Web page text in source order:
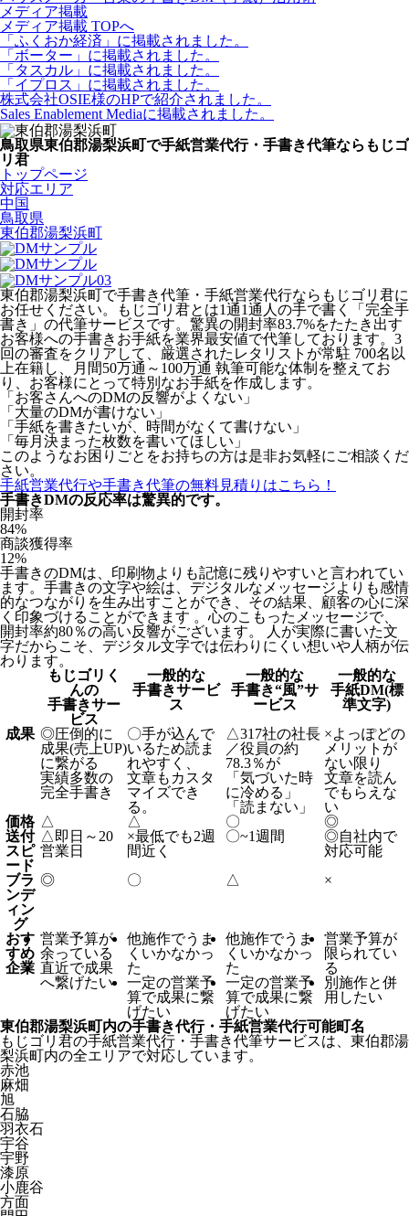
メディア掲載
メディア掲載 TOPへ
「ふくおか経済」に掲載されました。
「ボーター」に掲載されました。
「タスカル」に掲載されました。
「イプロス」に掲載されました。
株式会社OSIE様のHPで紹介されました。
Sales Enablement Mediaに掲載されました。
鳥取県東伯郡湯梨浜町で手紙営業代行・手書き代筆ならもじゴ
リ君
トップページ
対応エリア
中国
鳥取県
東伯郡湯梨浜町
東伯郡湯梨浜町で手書き代筆・手紙営業代行ならもじゴリ君に
お任せください。もじゴリ君とは1通1通人の手で書く「完全手
書き」の代筆サービスです。驚異の開封率83.7%をたたき出す
お客様への手書きお手紙を業界最安値で代筆しております。3
回の審査をクリアして、厳選されたレタリストが常駐 700名以
上在籍し、月間50万通～100万通 執筆可能な体制を整えてお
り、お客様にとって特別なお手紙を作成します。
「お客さんへのDMの反響がよくない」
「大量のDMが書けない」
「手紙を書きたいが、時間がなくて書けない」
「毎月決まった枚数を書いてほしい」
このようなお困りごとをお持ちの方は是非お気軽にご相談くだ
さい。
手紙営業代行や手書き代筆の無料見積りはこちら！
手書きDMの反応率は驚異的です。
開封率
84%
商談獲得率
12%
手書きのDMは、印刷物よりも記憶に残りやすいと言われてい
ます。手書きの文字や絵は、デジタルなメッセージよりも感情
的なつながりを生み出すことができ、その結果、顧客の心に深
く印象づけることができます 。心のこもったメッセージで、
開封率約80％の高い反響がございます。 人が実際に書いた文
字だからこそ、デジタル文字では伝わりにくい想いや人柄が伝
わります。
もじゴリく
んの
手書きサー
ビス
一般的な
手書きサービ
ス
一般的な
手書き“風”サ
ービス
一般的な
手紙DM(標
準文字)
成果 ◎圧倒的に
成果(売上UP)
に繋がる
実績多数の
完全手書き
〇手が込んで
いるため読ま
れやすく、
文章もカスタ
マイズでき
る。
△317社の社長
／役員の約
78.3％が
「気づいた時
に冷める」
「読まない」
×よっぽどの
メリットが
ない限り
文章を読ん
でもらえな
い
価格 △ △ 〇
◎
送付
スピ
ード
△ 即日～20
営業日
×最低でも2週
間近く
〇~1週間 ◎自社内で
対応可能
ブラ
ンデ
ィン
グ
◎ 〇 △ ×
おす
すめ
企業
営業予算が
余っている
直近で成果
へ繋げたい
他施作でうま
くいかなかっ
た
一定の営業予
算で成果に繋
げたい
他施作でうま
くいかなかっ
た
一定の営業予
算で成果に繋
げたい
営業予算が
限られてい
る
別施作と併
用したい
東伯郡湯梨浜町内の手書き代行・手紙営業代行可能町名
もじゴリ君の手紙営業代行・手書き代筆サービスは、東伯郡湯
梨浜町内の全エリアで対応しています。
赤池
麻畑
旭
石脇
羽衣石
宇谷
宇野
漆原
小鹿谷
方面